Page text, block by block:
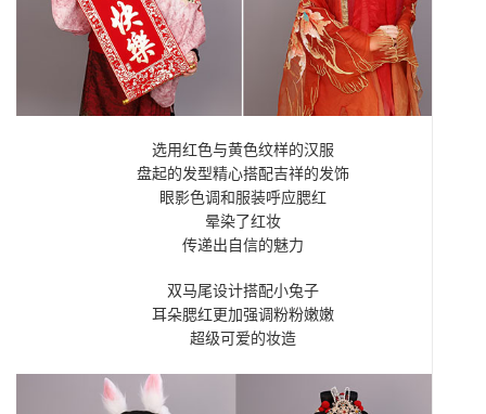
选用红色与黄色纹样的汉服
盘起的发型精心搭配吉祥的发饰
眼影色调和服装呼应腮红
晕染了红妆
传递出自信的魅力
双马尾设计搭配小兔子
耳朵腮红更加强调粉粉嫩嫩
超级可爱的妆造